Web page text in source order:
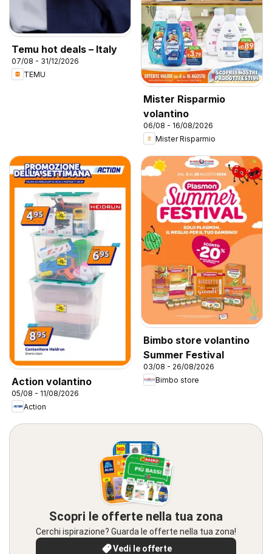
Temu hot deals – Italy
07/08 - 31/12/2026
TEMU
Mister Risparmio
volantino
06/08 - 16/08/2026
Mister Risparmio
Action volantino
05/08 - 11/08/2026
Action
Bimbo store volantino
Summer Festival
03/08 - 26/08/2026
Bimbo store
Scopri le offerte nella tua zona
Cerchi ispirazione? Guarda le offerte nella tua zona!
Vedi le offerte